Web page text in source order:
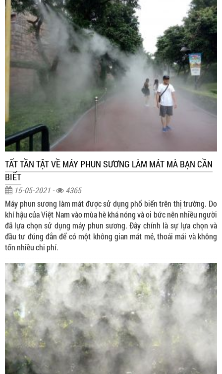
TẤT TẦN TẬT VỀ MÁY PHUN SƯƠNG LÀM MÁT MÀ BẠN CẦN
BIẾT
15-05-2021 -
4365
Máy phun sương làm mát được sử dụng phổ biến trên thị trường. Do
khí hậu của Việt Nam vào mùa hè khá nóng và oi bức nên nhiều người
đã lựa chọn sử dụng máy phun sương. Đây chính là sự lựa chọn và
đầu tư đúng đắn để có một không gian mát mẻ, thoái mái và không
tốn nhiều chi phí.